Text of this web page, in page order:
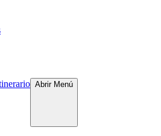
Abrir Menú